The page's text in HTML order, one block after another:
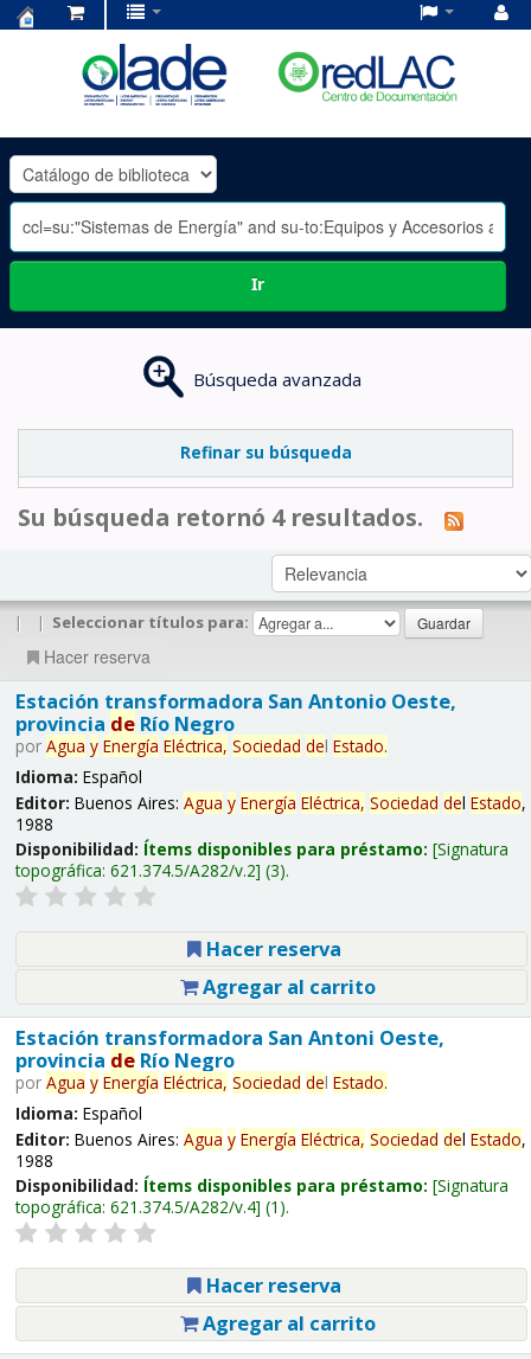
OLADE
-
Ir
Búsqueda avanzada
Refinar su búsqueda
Su búsqueda retornó 4 resultados.
| | Seleccionar títulos para:
Hacer reserva
Estación transformadora San Antonio Oeste,
provincia deRío Negro
por Agua y Energía Eléctrica, Sociedad del Estado.
Idioma: Español
Editor: Buenos Aires: Agua y Energía Eléctrica, Sociedad del Estado,
1988
Disponibilidad: Ítems disponibles para préstamo: Signatura
topográfica: 621.374.5/A282/v.2 (3).
Hacer reserva
Agregar al carrito
Estación transformadora San Antoni Oeste,
provincia deRío Negro
por Agua y Energía Eléctrica, Sociedad del Estado.
Idioma: Español
Editor: Buenos Aires: Agua y Energía Eléctrica, Sociedad del Estado,
1988
Disponibilidad: Ítems disponibles para préstamo: Signatura
topográfica: 621.374.5/A282/v.4 (1).
Hacer reserva
Agregar al carrito